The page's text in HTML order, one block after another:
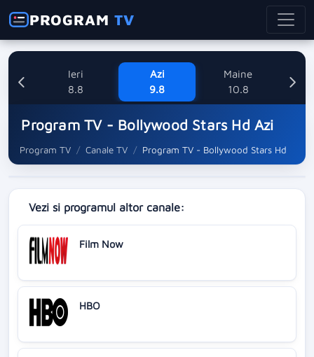
PROGRAMTV
Ieri
8.8
Azi
9.8
Maine
10.8
Program TV - Bollywood Stars Hd Azi
Program TV Canale TV Program TV - Bollywood Stars Hd
Vezi si programul altor canale:
Film Now
HBO